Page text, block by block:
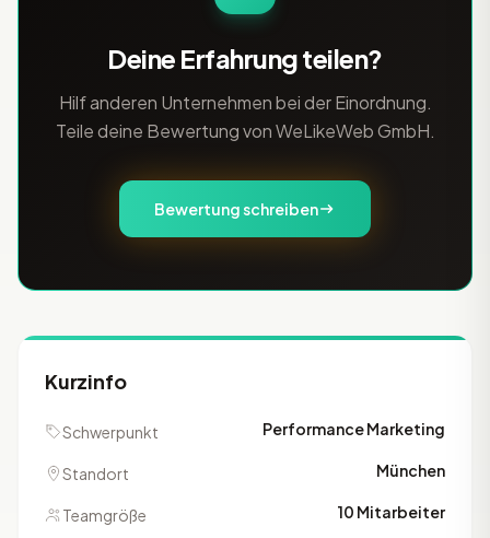
Deine Erfahrung teilen?
Hilf anderen Unternehmen bei der Einordnung.
Teile deine Bewertung von WeLikeWeb GmbH.
Bewertung schreiben
Kurzinfo
Schwerpunkt Performance Marketing
Standort München
Teamgröße 10 Mitarbeiter